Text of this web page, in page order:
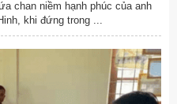
chan niềm hạnh phúc của anh
khi đứng trong ...